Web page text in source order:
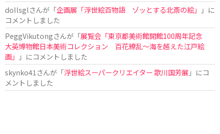
dollsglさんが「企画展「浮世絵百物語 ゾッとする北斎の絵」
」に
コメントしました
PeggVikutongさんが「展覧会「東京都美術館開館100周年記念
大英博物館日本美術コレクション 百花繚乱〜海を越えた江戸絵
画」
」にコメントしました
skynko41さんが「浮世絵スーパークリエイター 歌川国芳展 」にコ
メントしました